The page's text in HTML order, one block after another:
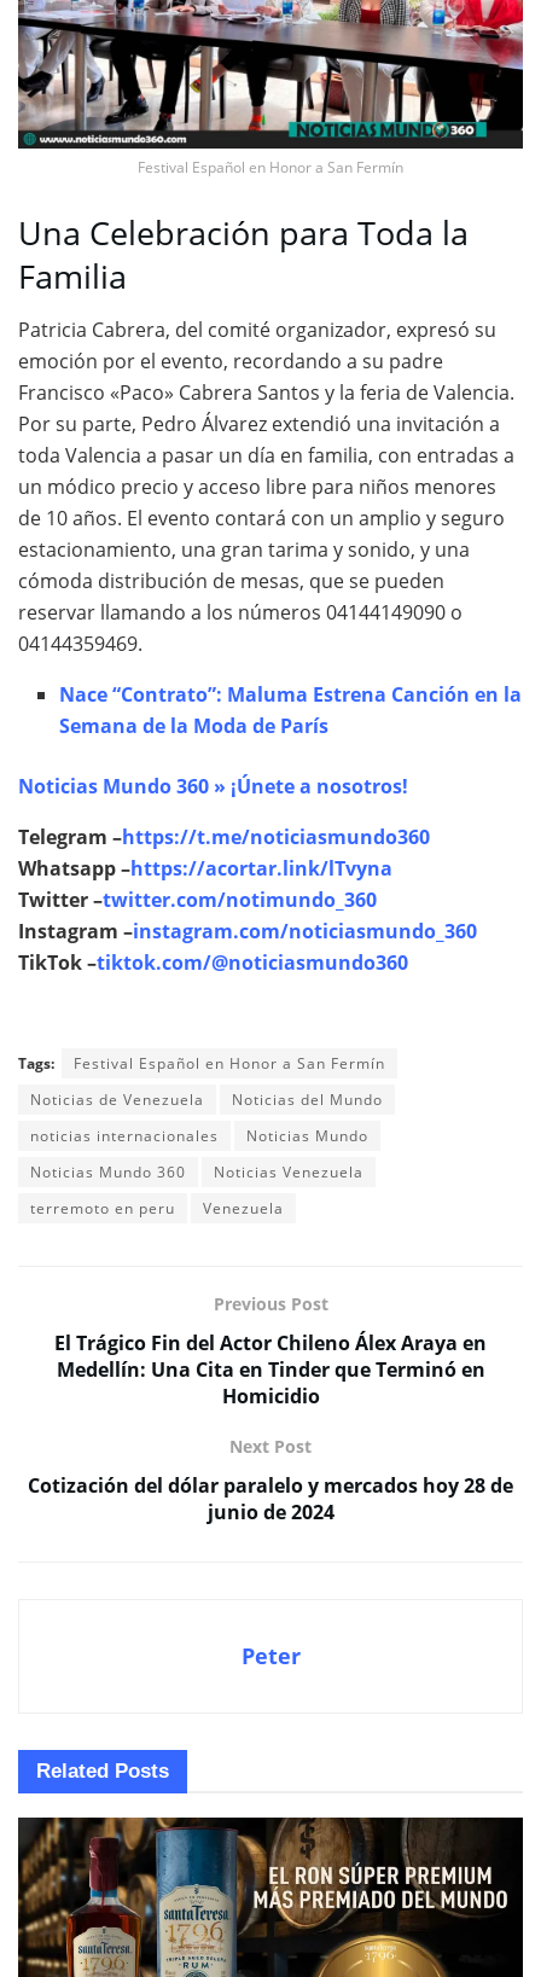
Festival Español en Honor a San Fermín
Una Celebración para Toda la
Familia
Patricia Cabrera, del comité organizador, expresó su
emoción por el evento, recordando a su padre
Francisco «Paco» Cabrera Santos y la feria de Valencia.
Por su parte, Pedro Álvarez extendió una invitación a
toda Valencia a pasar un día en familia, con entradas a
un módico precio y acceso libre para niños menores
de 10 años. El evento contará con un amplio y seguro
estacionamiento, una gran tarima y sonido, y una
cómoda distribución de mesas, que se pueden
reservar llamando a los números 04144149090 o
04144359469.
Nace “Contrato”: Maluma Estrena Canción en la
Semana de la Moda de París
Noticias Mundo 360 » ¡Únete a nosotros!
Telegram –https://t.me/noticiasmundo360
Whatsapp –https://acortar.link/lTvyna
Twitter –twitter.com/notimundo_360
Instagram –instagram.com/noticiasmundo_360
TikTok –tiktok.com/@noticiasmundo360
Tags:
Festival Español en Honor a San Fermín
Noticias de Venezuela
Noticias del Mundo
noticias internacionales
Noticias Mundo
Noticias Mundo 360
Noticias Venezuela
terremoto en peru
Venezuela
Previous Post
El Trágico Fin del Actor Chileno Álex Araya en
Medellín: Una Cita en Tinder que Terminó en
Homicidio
Next Post
Cotización del dólar paralelo y mercados hoy 28 de
junio de 2024
Peter
Related Posts